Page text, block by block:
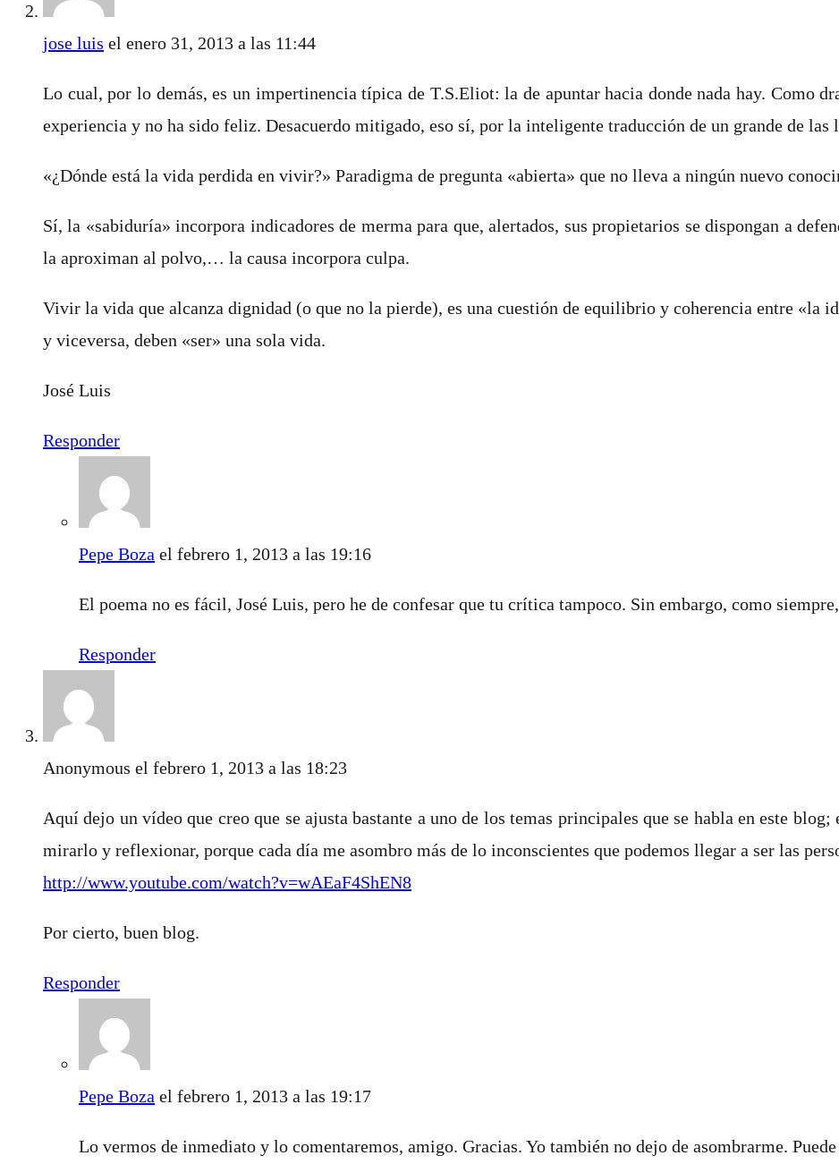
jose luis el enero 31, 2013 a las 11:44
Lo cual, por lo demás, es un impertinencia típica de T.S.Eliot: la de apuntar hacia donde nada hay. Como
experiencia y no ha sido feliz. Desacuerdo mitigado, eso sí, por la inteligente traducción de un grande de las
«¿Dónde está la vida perdida en vivir?» Paradigma de pregunta «abierta» que no lleva a ningún nuevo
Sí, la «sabiduría» incorpora indicadores de merma para que, alertados, sus propietarios se dispongan a
la aproximan al polvo,… la causa incorpora culpa.
Vivir la vida que alcanza dignidad (o que no la pierde), es una cuestión de equilibrio y coherencia entre «la
y viceversa, deben «ser» una sola vida.
José Luis
Responder
Pepe Boza el febrero 1, 2013 a las 19:16
El poema no es fácil, José Luis, pero he de confesar que tu crítica tampoco. Sin embargo, como
Responder
Anonymous el febrero 1, 2013 a las 18:23
Aquí dejo un vídeo que creo que se ajusta bastante a uno de los temas principales que se habla en este
mirarlo y reflexionar, porque cada día me asombro más de lo inconscientes que podemos llegar a ser las
http://www.youtube.com/watch?v=wAEaF4ShEN8
Por cierto, buen blog.
Responder
Pepe Boza el febrero 1, 2013 a las 19:17
Lo vermos de inmediato y lo comentaremos, amigo. Gracias. Yo también no dejo de asombrarme. Puede